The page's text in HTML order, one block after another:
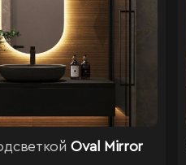
Oval Mirror